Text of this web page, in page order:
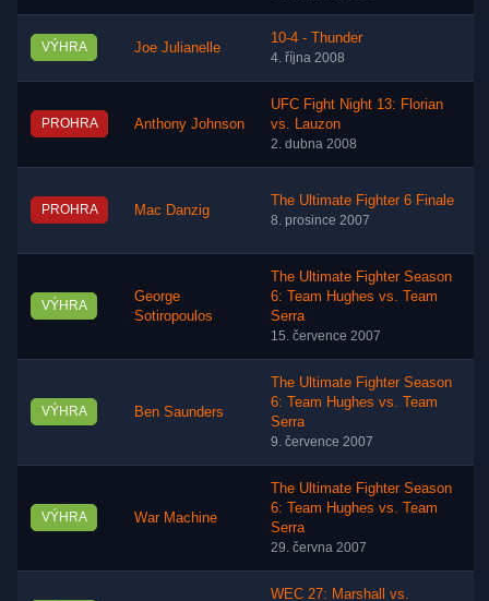
VÝHRA Joe Julianelle
10-4 - Thunder
4. října 2008
PROHRA Anthony Johnson
UFC Fight Night 13: Florian
vs. Lauzon
2. dubna 2008
PROHRA Mac Danzig
The Ultimate Fighter 6 Finale
8. prosince 2007
VÝHRA
George
Sotiropoulos
The Ultimate Fighter Season
6: Team Hughes vs. Team
Serra
15. července 2007
VÝHRA Ben Saunders
The Ultimate Fighter Season
6: Team Hughes vs. Team
Serra
9. července 2007
VÝHRA War Machine
The Ultimate Fighter Season
6: Team Hughes vs. Team
Serra
29. června 2007
WEC 27: Marshall vs.